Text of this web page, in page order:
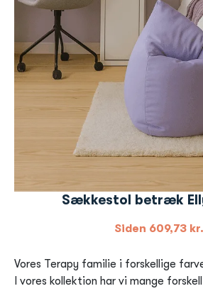
Sækkestol betræk
Siden 609,73 kr.
Vores Terapy familie i forskellige
I vores kollektion har vi mange